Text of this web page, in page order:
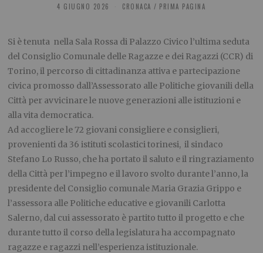
4 GIUGNO 2026 CRONACA / PRIMA PAGINA
Si è tenuta nella Sala Rossa di Palazzo Civico l’ultima seduta
del Consiglio Comunale delle Ragazze e dei Ragazzi (CCR) di
Torino, il percorso di cittadinanza attiva e partecipazione
civica promosso dall’Assessorato alle Politiche giovanili della
Città per avvicinare le nuove generazioni alle istituzioni e
alla vita democratica.
Ad accogliere le 72 giovani consigliere e consiglieri,
provenienti da 36 istituti scolastici torinesi, il sindaco
Stefano Lo Russo, che ha portato il saluto e il ringraziamento
della Città per l’impegno e il lavoro svolto durante l’anno, la
presidente del Consiglio comunale Maria Grazia Grippo e
l’assessora alle Politiche educative e giovanili Carlotta
Salerno, dal cui assessorato è partito tutto il progetto e che
durante tutto il corso della legislatura ha accompagnato
ragazze e ragazzi nell’esperienza istituzionale.